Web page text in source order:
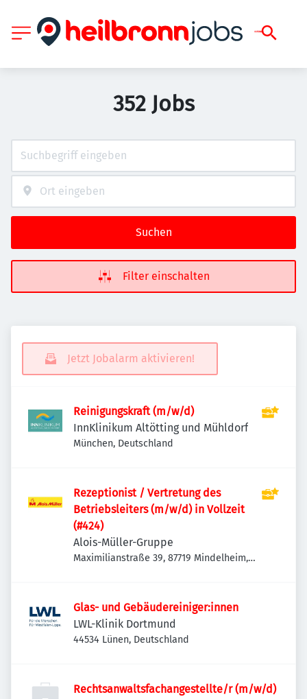
352 Jobs
Suchen
Filter einschalten
Jetzt Jobalarm aktivieren!
Reinigungskraft (m/w/d)
InnKlinikum Altötting und Mühldorf
München, Deutschland
Rezeptionist / Vertretung des
Betriebsleiters (m/w/d) in Vollzeit
(#424)
Alois-Müller-Gruppe
Maximilianstraße 39, 87719 Mindelheim,
Glas- und Gebäudereiniger:innen
LWL-Klinik Dortmund
44534 Lünen, Deutschland
Rechtsanwaltsfachangestellte/r (m/w/d)